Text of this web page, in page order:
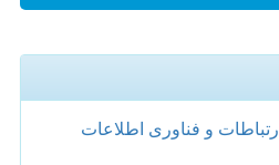
ارتباطات و فناوری اطلاعات